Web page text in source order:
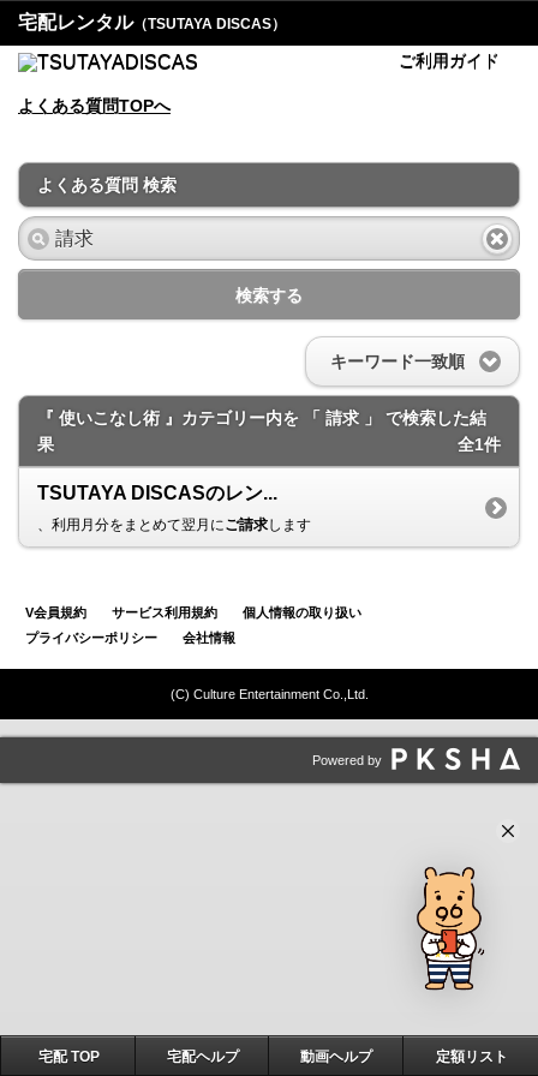
宅配レンタル（TSUTAYA DISCAS）
ご利用ガイド
よくある質問TOPへ
よくある質問 検索
検索する
キーワード一致順
『 使いこなし術 』カテゴリー内を 「 請求 」 で検索した結
果
全1件
TSUTAYA DISCASのレン...
、利用月分をまとめて翌月にご請求します
V会員規約 サービス利用規約
個人情報の取り扱い
プライバシーポリシー
会社情報
(C) Culture Entertainment Co.,Ltd.
宅配 TOP 宅配ヘルプ 動画ヘルプ 定額リスト
Powered by